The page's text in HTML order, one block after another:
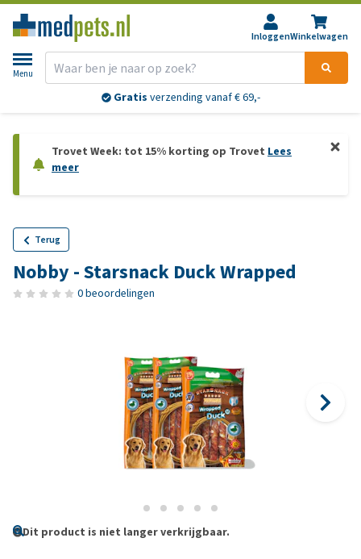
InloggenWinkelwagen
Menu
Gratis verzending vanaf € 69,-
Trovet Week: tot 15% korting op Trovet Lees
meer
Terug
Nobby - Starsnack Duck Wrapped
0 beoordelingen
Dit product is niet langer verkrijgbaar.